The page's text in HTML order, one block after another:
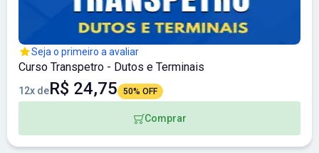
Seja o primeiro a avaliar
Curso Transpetro - Dutos e Terminais
12x deR$ 24,75 50% OFF
Comprar